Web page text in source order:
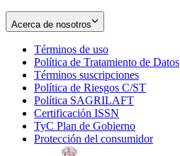
Acerca de nosotros
Términos de uso
in
new
window
Política de Tratamiento de Datos
Términos suscripciones
in
Política de Riesgos C/ST
Política SAGRILAFT
new
window
Certificación ISSN
in
new
TyC Plan de Gobierno
in
Protección del consumidorOpens